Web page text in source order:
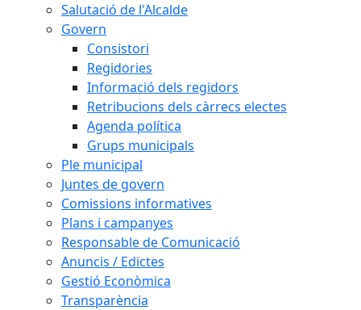
Salutació de l'Alcalde
Govern
Consistori
Regidories
Informació dels regidors
Retribucions dels càrrecs electes
Agenda política
Grups municipals
Ple municipal
Juntes de govern
Comissions informatives
Plans i campanyes
Responsable de Comunicació
Anuncis / Edictes
Gestió Econòmica
Transparència